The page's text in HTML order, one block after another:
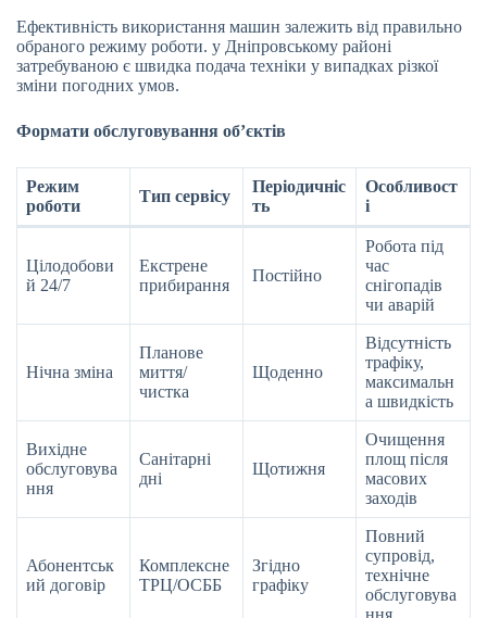
Ефективність використання машин залежить від правильно
обраного режиму роботи. у Дніпровському районі
затребуваною є швидка подача техніки у випадках різкої
зміни погодних умов.
Формати обслуговування об’єктів
Режим
роботи
Тип сервісу
Періодичніс
ть
Особливост
і
Цілодобови
й 24/7
Екстрене
прибирання
Постійно
Робота під
час
снігопадів
чи аварій
Нічна зміна
Планове
миття/
чистка
Щоденно
Відсутність
трафіку,
максимальн
а швидкість
Вихідне
обслуговува
ння
Санітарні
дні
Щотижня
Очищення
площ після
масових
заходів
Абонентськ
ий договір
Комплексне
ТРЦ/ОСББ
Згідно
графіку
Повний
супровід,
технічне
обслуговува
ння